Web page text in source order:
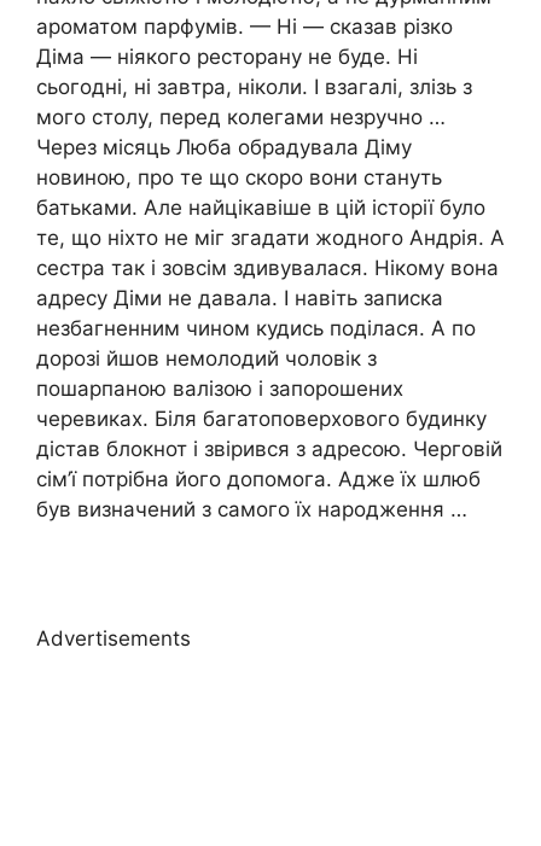
ароматом парфумів. — Ні — сказав різко
Діма — ніякого ресторану не буде. Ні
сьогодні, ні завтра, ніколи. І взагалі, злізь з
мого столу, перед колегами незручно …
Через місяць Люба обрадувала Діму
новиною, про те що скоро вони стануть
батьками. Але найцікавіше в цій історії було
те, що ніхто не міг згадати жодного Андрія. А
сестра так і зовсім здивувалася. Нікому вона
адресу Діми не давала. І навіть записка
незбагненним чином кудись поділася. А по
дорозі йшов немолодий чоловік з
пошарпаною валізою і запорошених
черевиках. Біля багатоповерхового будинку
дістав блокнот і звірився з адресою. Черговій
сім’ї потрібна його допомога. Адже їх шлюб
був визначений з самого їх народження …
Advertisements